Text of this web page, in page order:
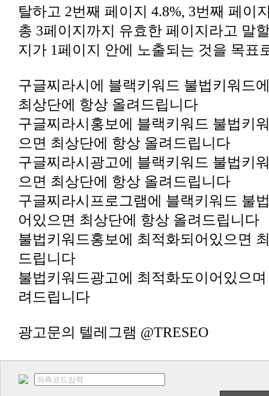
탈하고 2번째 페이지 4.8%, 3번째 페이
지가 1페이지 안에 노출되는 것을 목표
최상단에 항상 올려드립니다
으면 최상단에 항상 올려드립니다
으면 최상단에 항상 올려드립니다
어있으면 최상단에 항상 올려드립니다
드립니다
려드립니다
광고문의 텔레그램 @TRESEO